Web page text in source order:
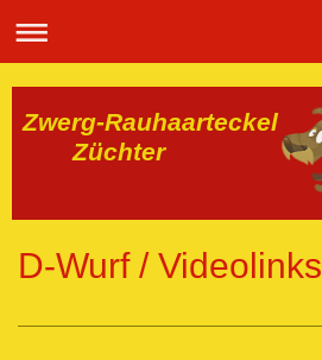
Zwerg-Rauhaarteckel
Züchter
D-Wurf / Videolinks